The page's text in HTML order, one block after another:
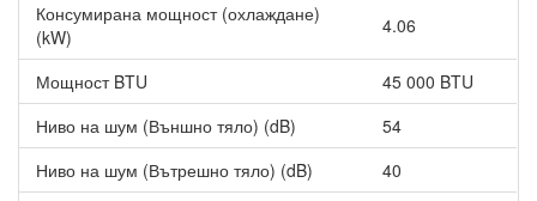
Консумирана мощност (охлаждане)
(kW)
4.06
Мощност BTU
45 000 BTU
Ниво на шум (Външно тяло) (dB)
54
Ниво на шум (Вътрешно тяло) (dB)
40